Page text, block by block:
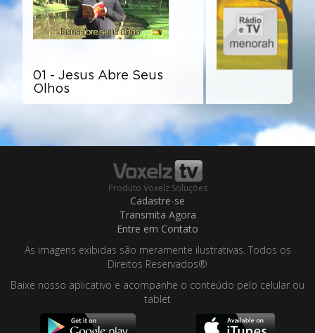
01 - Jesus Abre Seus
Olhos
Produto Voxelz Soluções
Cadastre-se
Transmita Agora
Entre em Contato
As imagens exibidas são meramente ilustrativas. Todos os
Direitos Reservados®
Baixe nosso aplicativo e acompanhe o conteúdo pelo celular ou
tablet